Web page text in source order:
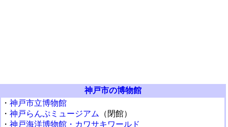
神戸市の博物館
・ 神戸市立博物館
・ 神戸らんぷミュージアム
（閉館）
・ 神戸海洋博物館・カワサキワールド